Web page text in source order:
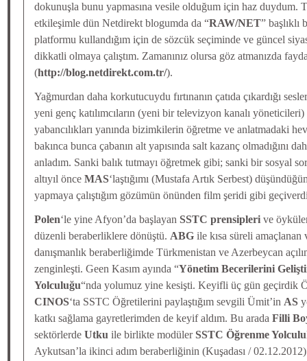
dokunuşla bunu yapmasına vesile olduğum için haz duydum.
etkileşimle dün Netdirekt blogumda da “RAW/NET” başlıklı
platformu kullandığım için de sözcük seçiminde ve güncel
dikkatli olmaya çalıştım. Zamanınız olursa göz atmanızda
(http://blog.netdirekt.com.tr/).
Yağmurdan daha korkutucuydu fırtınanın çatıda çıkardığı
yeni genç katılımcıların (yeni bir televizyon kanalı
yabancılıkları yanında bizimkilerin öğretme ve anlatmadaki
bakınca bunca çabanın alt yapısında salt kazanç olmadığını
anladım. Sanki balık tutmayı öğretmek gibi; sanki bir sosyal
altıyıl önce MAS‘laştığımı (Mustafa Artık Serbest)
yapmaya çalıştığım gözümün önünden film şeridi gibi
Polen‘le yine Afyon’da başlayan SSTC prensipleri ve
düzenli beraberliklere dönüştü. ABG ile kısa süreli amaçlanan
danışmanlık beraberliğimde Türkmenistan ve Azerbeycan
zenginleşti. Geen Kasım ayında “Yönetim Becerilerini
Yolculuğu“nda yolumuz yine kesişti. Keyifli üç gün geçirdik
CINOS‘ta SSTC Öğretilerini paylaştığım sevgili Ümit’in AS
katkı sağlama gayretlerimden de keyif aldım. Bu arada Filli
sektörlerde Utku ile birlikte modülerSSTC Öğrenme
Aykutsan’la ikinci adım beraberliğinin (Kuşadası /